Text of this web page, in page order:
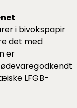
i bivokspapir
det med
er
LFGB-